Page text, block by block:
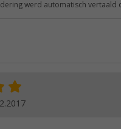
werd automatisch vertaald